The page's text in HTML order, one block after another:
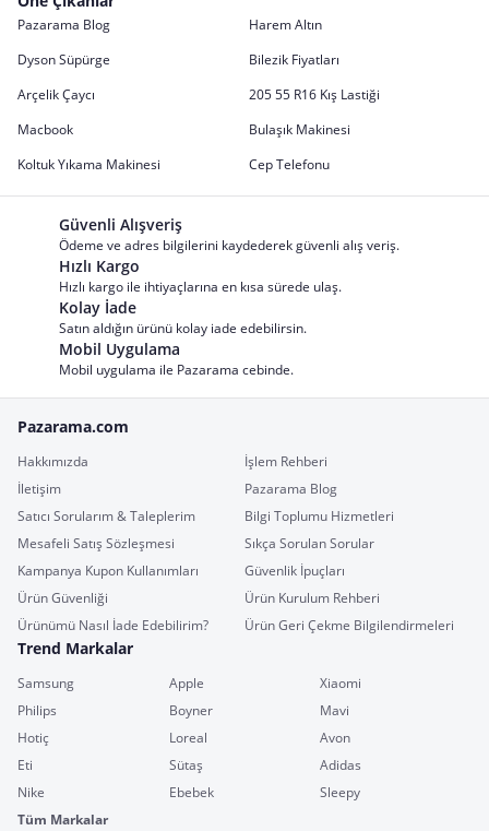
Pazarama Blog
Harem Altın
Dyson Süpürge
Bilezik Fiyatları
Arçelik Çaycı
205 55 R16 Kış Lastiği
Macbook
Bulaşık Makinesi
Koltuk Yıkama Makinesi
Cep Telefonu
Güvenli Alışveriş
Ödeme ve adres bilgilerini kaydederek güvenli alış veriş.
Hızlı Kargo
Hızlı kargo ile ihtiyaçlarına en kısa sürede ulaş.
Kolay İade
Satın aldığın ürünü kolay iade edebilirsin.
Mobil Uygulama
Mobil uygulama ile Pazarama cebinde.
Pazarama.com
Hakkımızda
İşlem Rehberi
İletişim
Pazarama Blog
Satıcı Sorularım & Taleplerim
Bilgi Toplumu Hizmetleri
Mesafeli Satış Sözleşmesi
Sıkça Sorulan Sorular
Kampanya Kupon Kullanımları
Güvenlik İpuçları
Ürün Güvenliği
Ürün Kurulum Rehberi
Ürünümü Nasıl İade Edebilirim?
Ürün Geri Çekme Bilgilendirmeleri
Trend Markalar
Samsung Apple
Xiaomi
Philips
Boyner
Mavi
Hotiç
Loreal
Avon
Eti
Sütaş
Adidas
Nike
Ebebek
Sleepy
Tüm Markalar